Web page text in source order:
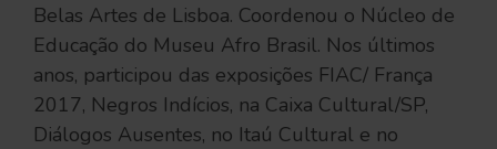
Belas Artes de Lisboa. Coordenou o Núcleo de
Educação do Museu Afro Brasil. Nos últimos
anos, participou das exposições FIAC/ França
2017, Negros Indícios, na Caixa Cultural/SP,
Diálogos Ausentes, no Itaú Cultural e no